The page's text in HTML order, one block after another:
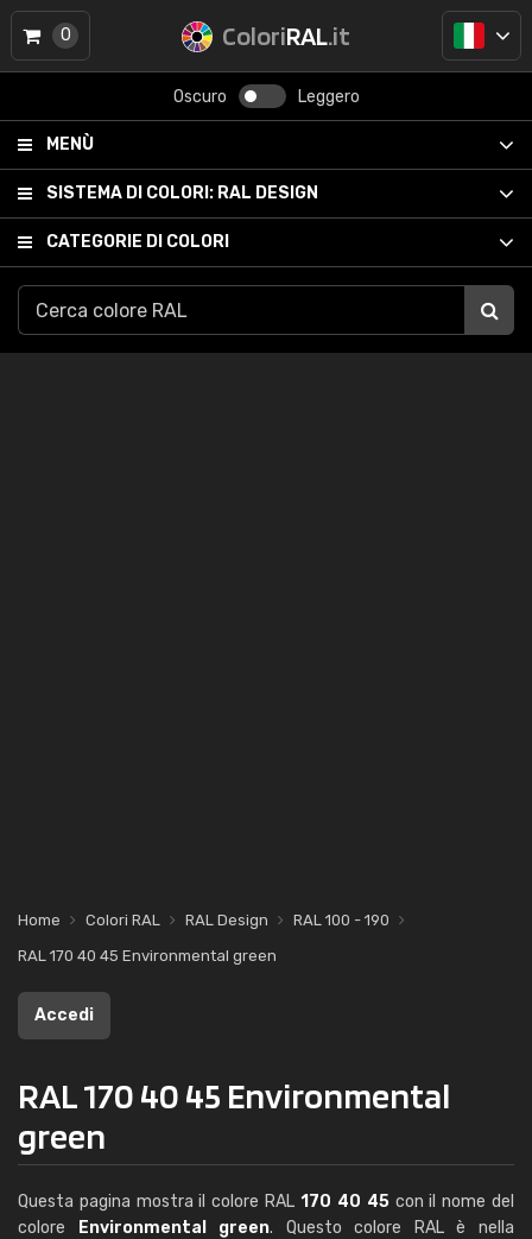
ColoriRAL.it
Oscuro Leggero
MENÙ
SISTEMA DI COLORI: RAL DESIGN
CATEGORIE DI COLORI
0
Home Colori RAL RAL Design
RAL 100 - 190
RAL 170 40 45 Environmental green
Accedi
RAL 170 40 45 Environmental
green
Questa pagina mostra il colore RAL 170 40 45con il nome del
colore
Environmental green. Questo colore RAL è nella